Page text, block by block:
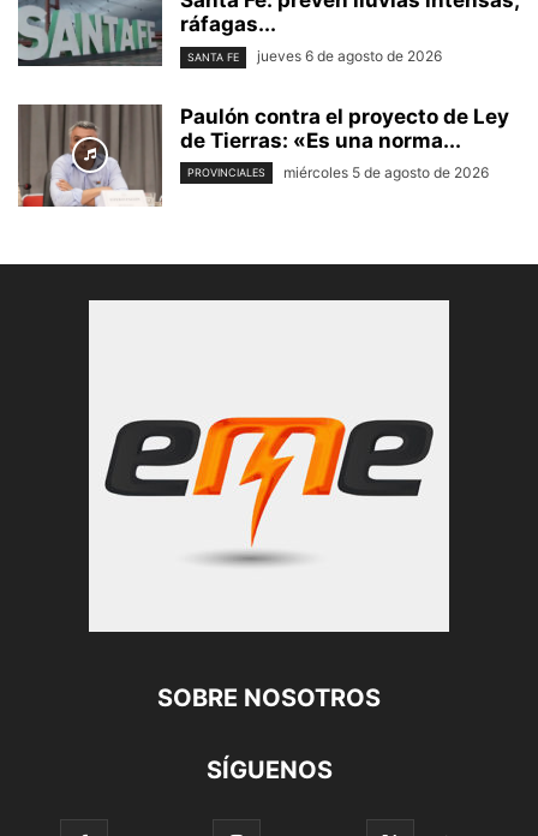
ráfagas...
SANTA FE jueves 6 de agosto de 2026
Paulón contra el proyecto de Ley
de Tierras: «Es una norma...
PROVINCIALES miércoles 5 de agosto de 2026
SOBRE NOSOTROS
SÍGUENOS